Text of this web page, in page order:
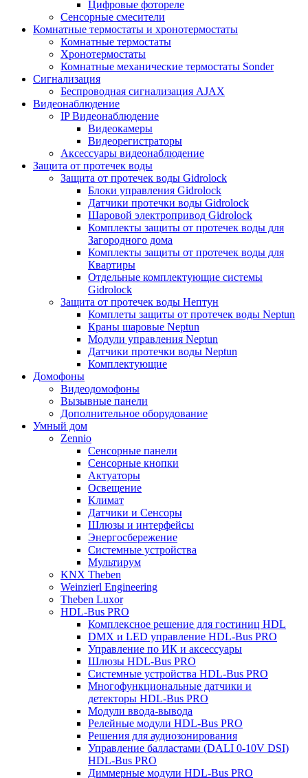
Цифровые фотореле
Сенсорные смесители
Комнатные термостаты и хронотермостаты
Комнатные термостаты
Хронотермостаты
Комнатные механические термостаты Sonder
Сигнализация
Беспроводная сигнализация AJAX
Видеонаблюдение
IP Видеонаблюдение
Видеокамеры
Видеорегистраторы
Аксессуары видеонаблюдение
Защита от протечек воды
Защита от протечек воды Gidrolock
Блоки управления Gidrolock
Датчики протечки воды Gidrolock
Шаровой электропривод Gidrolock
Комплекты защиты от протечек воды для
Загородного дома
Комплекты защиты от протечек воды для
Квартиры
Отдельные комплектующие системы
Gidrolock
Защита от протечек воды Нептун
Комплеты защиты от протечек воды Neptun
Краны шаровые Neptun
Модули управления Neptun
Датчики протечки воды Neptun
Комплектующие
Домофоны
Видеодомофоны
Вызывные панели
Дополнительное оборудование
Умный дом
Zennio
Сенсорные панели
Сенсорные кнопки
Актуаторы
Освещение
Климат
Датчики и Сенсоры
Шлюзы и интерфейсы
Энергосбережение
Системные устройства
Мультирум
KNX Theben
Weinzierl Engineering
Theben Luxor
HDL-Bus PRO
Комплексное решение для гостиниц HDL
DMX и LED управление HDL-Bus PRO
Управление по ИК и аксессуары
Шлюзы HDL-Bus PRO
Системные устройства HDL-Bus PRO
Многофункциональные датчики и
детекторы HDL-Bus PRO
Модули ввода-вывода
Релейные модули HDL-Bus PRO
Решения для аудиозонирования
Управление балластами (DALI 0-10V DSI)
HDL-Bus PRO
Диммерные модули HDL-Bus PRO